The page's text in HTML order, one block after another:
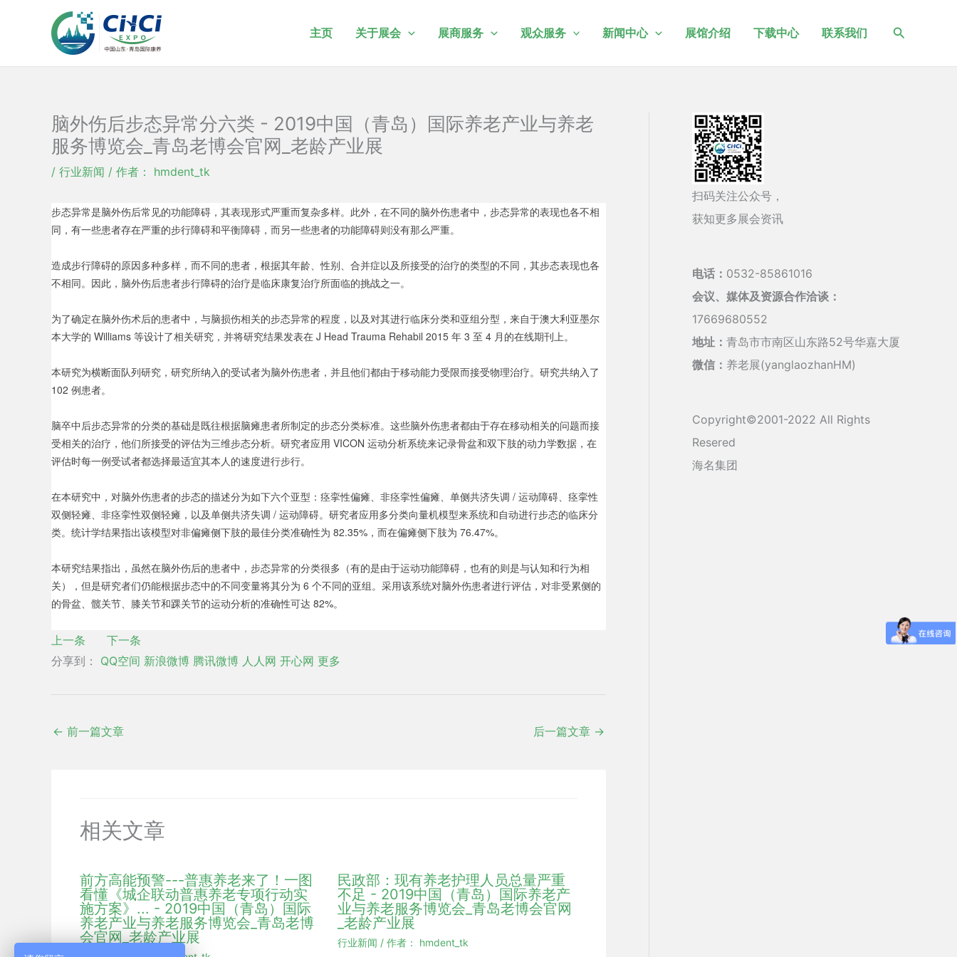
主页 关于展会 展商服务 观众服务 新闻中心 展馆介绍 下载中心 联系我们
搜
脑外伤后步态异常分六类 - 2019中国（青岛）国际养老产业与养老
服务博览会_青岛老博会官网_老龄产业展
/ 行业新闻 / 作者： hmdent_tk
步态异常是脑外伤后常见的功能障碍，其表现形式严重而复杂多样。此外，在不同的脑外伤患者中，步态异常的表现也各不相
同，有一些患者存在严重的步行障碍和平衡障碍，而另一些患者的功能障碍则没有那么严重。
造成步行障碍的原因多种多样，而不同的患者，根据其年龄、性别、合并症以及所接受的治疗的类型的不同，其步态表现也各
不相同。因此，脑外伤后患者步行障碍的治疗是临床康复治疗所面临的挑战之一。
为了确定在脑外伤术后的患者中，与脑损伤相关的步态异常的程度，以及对其进行临床分类和亚组分型，来自于澳大利亚墨尔
本大学的 Williams 等设计了相关研究，并将研究结果发表在 J Head Trauma Rehabil 2015 年 3 至 4 月的在线期刊上。
本研究为横断面队列研究，研究所纳入的受试者为脑外伤患者，并且他们都由于移动能力受限而接受物理治疗。研究共纳入了
102 例患者。
脑卒中后步态异常的分类的基础是既往根据脑瘫患者所制定的步态分类标准。这些脑外伤患者都由于存在移动相关的问题而接
受相关的治疗，他们所接受的评估为三维步态分析。研究者应用 VICON 运动分析系统来记录骨盆和双下肢的动力学数据，在
评估时每一例受试者都选择最适宜其本人的速度进行步行。
在本研究中，对脑外伤患者的步态的描述分为如下六个亚型：痉挛性偏瘫、非痉挛性偏瘫、单侧共济失调 / 运动障碍、痉挛性
双侧轻瘫、非痉挛性双侧轻瘫，以及单侧共济失调 / 运动障碍。研究者应用多分类向量机模型来系统和自动进行步态的临床分
类。统计学结果指出该模型对非偏瘫侧下肢的最佳分类准确性为 82.35%，而在偏瘫侧下肢为 76.47%。
本研究结果指出，虽然在脑外伤后的患者中，步态异常的分类很多（有的是由于运动功能障碍，也有的则是与认知和行为相
关），但是研究者们仍能根据步态中的不同变量将其分为 6 个不同的亚组。采用该系统对脑外伤患者进行评估，对非受累侧的
的骨盆、髋关节、膝关节和踝关节的运动分析的准确性可达 82%。
上一条
下一条
分享到：
QQ空间 新浪微博 腾讯微博 人人网 开心网 更多
← 前一篇文章 后一篇文章 →
相关文章
前方高能预警---普惠养老来了！一图
看懂《城企联动普惠养老专项行动实
施方案》... - 2019中国（青岛）国际
养老产业与养老服务博览会_青岛老博
会官网_老龄产业展
民政部：现有养老护理人员总量严重
不足 - 2019中国（青岛）国际养老产
业与养老服务博览会_青岛老博会官网
_老龄产业展
行业新闻 / 作者： hmdent_tk
扫码关注公众号，
获知更多展会资讯
电话： 0532-85861016
会议、媒体及资源合作洽谈：
17669680552
地址： 青岛市市南区山东路52号华嘉大厦
微信： 养老展(yanglaozhanHM)
Copyright©2001-2022 All Rights
Resered
海名集团